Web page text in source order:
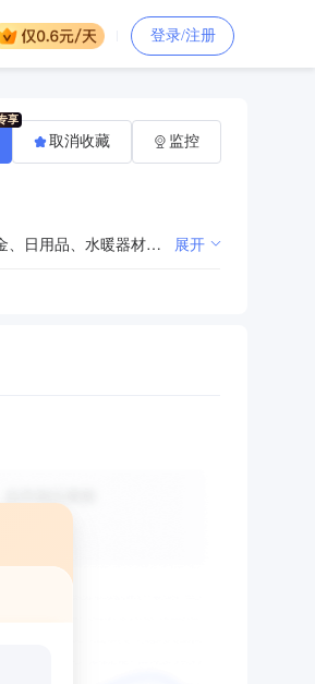
登录/注册
办公用品、办公设备、体育用品、印刷品、纸制品、家具加工、电子产品、安防设备、办公自动化设备、摄影器材、家用电器、五金、日用品、水暖器材、卫生洁具、制冷设备及配件、针纺织品、服装鞋帽、文具、体育用品、音乐器材、美术器材、幼教用品、建筑材料、装饰材料、办公设备配件、电脑耗材、工艺品的购销。（依法须经批准的项目，经相关部门批准后方可开展经营活动） 展开
取消收藏 监控